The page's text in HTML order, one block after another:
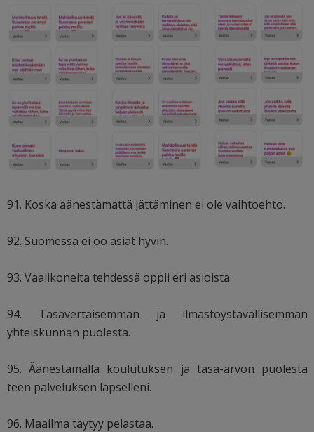
91. Koska äänestämättä jättäminen ei ole vaihtoehto.
92. Suomessa ei oo asiat hyvin.
93. Vaalikoneita tehdessä oppii eri asioista.
94. Tasavertaisemman ja ilmastoystävällisemmän
yhteiskunnan puolesta.
95. Äänestämällä koulutuksen ja tasa-arvon puolesta
teen palveluksen lapselleni.
96. Maailma täytyy pelastaa.